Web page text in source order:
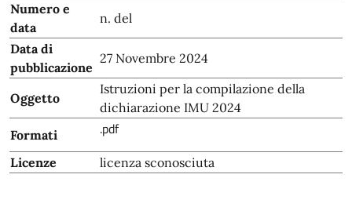
Numero e
data
n. del
Data di
pubblicazione
27 Novembre 2024
Oggetto
Istruzioni per la compilazione della
dichiarazione IMU 2024
Formati
.pdf
Licenze licenza sconosciuta